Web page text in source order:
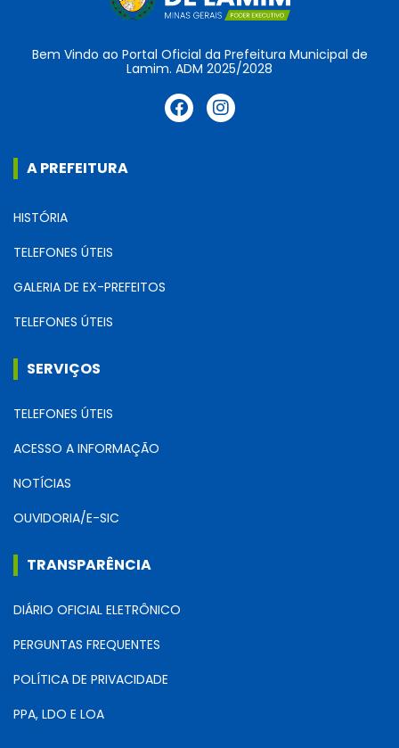
Bem Vindo ao Portal Oficial da Prefeitura Municipal de
Lamim. ADM 2025/2028
A PREFEITURA
HISTÓRIA
TELEFONES ÚTEIS
GALERIA DE EX-PREFEITOS
TELEFONES ÚTEIS
SERVIÇOS
TELEFONES ÚTEIS
ACESSO A INFORMAÇÃO
NOTÍCIAS
OUVIDORIA/E-SIC
TRANSPARÊNCIA
DIÁRIO OFICIAL ELETRÔNICO
PERGUNTAS FREQUENTES
POLÍTICA DE PRIVACIDADE
PPA, LDO E LOA